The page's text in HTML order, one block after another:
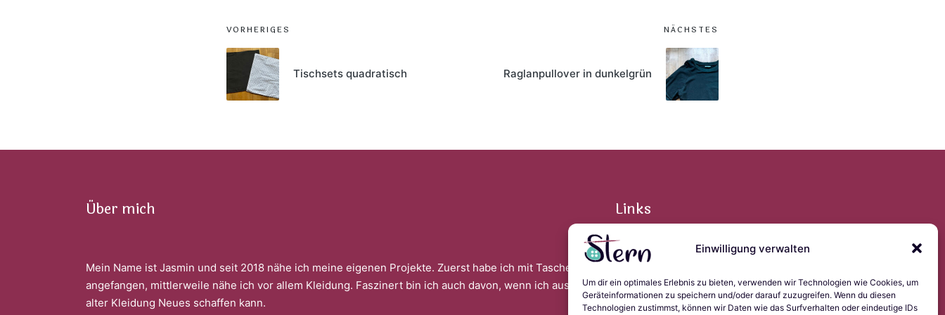
Einwilligung verwalten
Um dir ein optimales Erlebnis zu bieten, verwenden wir Technologien wie Cookies, um
Geräteinformationen zu speichern und/oder darauf zuzugreifen. Wenn du diesen
Technologien zustimmst, können wir Daten wie das Surfverhalten oder eindeutige IDs
Post
navigation
VORHERIGES
Tischsets quadratisch
NÄCHSTES
Raglanpullover in dunkelgrün
Über mich
Mein Name ist Jasmin und seit 2018 nähe ich meine eigenen Projekte. Zuerst habe ich mit Taschen
angefangen, mittlerweile nähe ich vor allem Kleidung. Faszinert bin ich auch davon, wenn ich aus
alter Kleidung Neues schaffen kann.
Links
Datenschutzerklärung
Cookie-Richtlinie (EU)